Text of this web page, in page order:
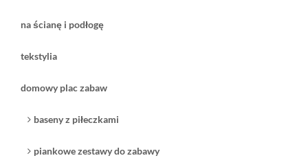
na ścianę i podłogę
tekstylia
domowy plac zabaw
baseny z piłeczkami
piankowe zestawy do zabawy